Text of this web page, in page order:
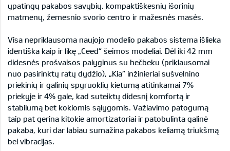
ypatingų pakabos savybių, kompaktiškesnių išorinių
matmenų, žemesnio svorio centro ir mažesnės masės.
Visa nepriklausoma naujojo modelio pakabos sistema išlieka
identiška kaip ir likę „Ceed“ šeimos modeliai. Dėl iki 42 mm
didesnės prošvaisos palyginus su hečbeku (priklausomai
nuo pasirinktų ratų dydžio), „Kia“ inžinieriai sušvelnino
priekinių ir galinių spyruoklių kietumą atitinkamai 7%
priekyje ir 4% gale, kad suteiktų didesnį komfortą ir
stabilumą bet kokiomis sąlygomis. Važiavimo patogumą
taip pat gerina kitokie amortizatoriai ir patobulinta galinė
pakaba, kuri dar labiau sumažina pakabos keliamą triukšmą
bei vibracijas.